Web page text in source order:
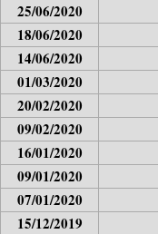
25/06/2020
18/06/2020
14/06/2020
01/03/2020
20/02/2020
09/02/2020
16/01/2020
09/01/2020
07/01/2020
15/12/2019